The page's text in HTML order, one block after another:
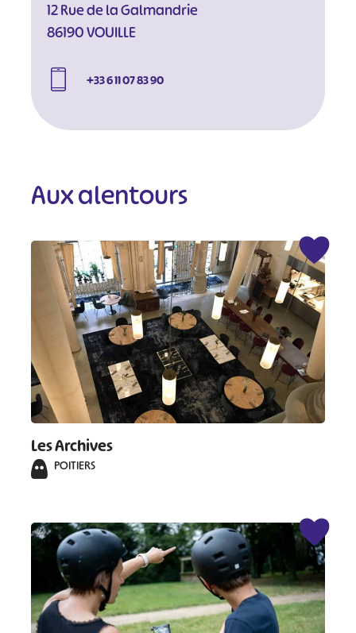
12 Rue de la Galmandrie
86190 VOUILLE
+33 6 11 07 83 90
Aux alentours
Les Archives
POITIERS